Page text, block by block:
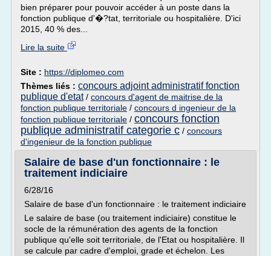
bien préparer pour pouvoir accéder à un poste dans la
fonction publique d'�?tat, territoriale ou hospitalière. D'ici
2015, 40 % des...
Lire la suite
Site : https://diplomeo.com
Thèmes liés : concours adjoint administratif fonction
publique d'etat/ concours d'agent de maitrise de la
fonction publique territoriale / concours d ingenieur de la
fonction publique territoriale / concours fonction
publique administratif categorie c / concours
d'ingenieur de la fonction publique
Salaire de base d'un fonctionnaire : le
traitement indiciaire
6/28/16
Salaire de base d'un fonctionnaire : le traitement indiciaire
Le salaire de base (ou traitement indiciaire) constitue le
socle de la rémunération des agents de la fonction
publique qu'elle soit territoriale, de l'Etat ou hospitalière. Il
se calcule par cadre d'emploi, grade et échelon. Les